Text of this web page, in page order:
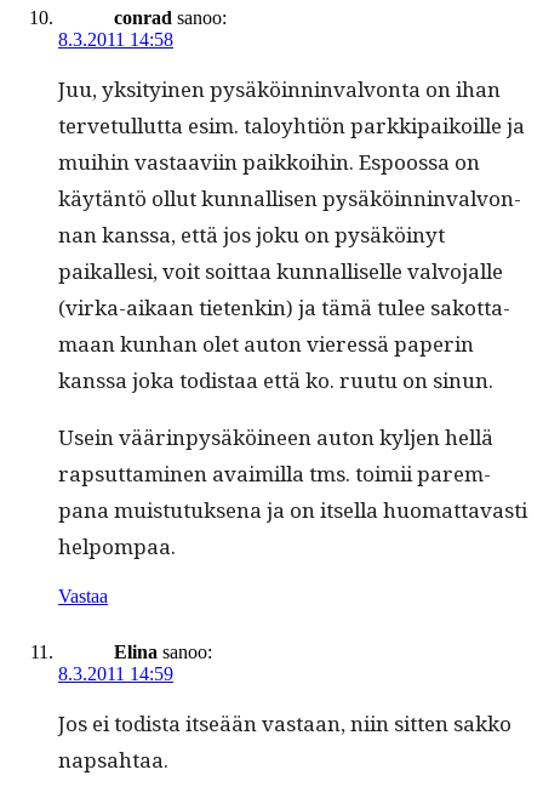
conrad sanoo:
8.3.2011 14:58
Juu, yksi­tyi­nen pysäköin­nin­valvon­ta on ihan
ter­ve­tul­lut­ta esim. taloy­htiön parkkipaikoille ja
mui­hin vas­taavi­in paikkoi­hin. Espoos­sa on
käytän­tö ollut kun­nal­lisen pysäköin­nin­valvon­
nan kanssa, että jos joku on pysäköinyt
paikalle­si, voit soit­taa kun­nal­liselle valvo­jalle
(vir­ka-aikaan tietenkin) ja tämä tulee sakot­ta­
maan kun­han olet auton vier­essä paperin
kanssa joka todis­taa että ko. ruu­tu on sinun.
Usein väärin­pysäköi­neen auton kyl­jen hel­lä
rap­sut­ta­mi­nen avaimil­la tms. toimii parem­
pana muis­tu­tuk­se­na ja on itsel­la huo­mat­tavasti
helpompaa.
Vastaa
Elina sanoo:
8.3.2011 14:59
Jos ei todista itseään vas­taan, niin sit­ten sakko
napsahtaa.